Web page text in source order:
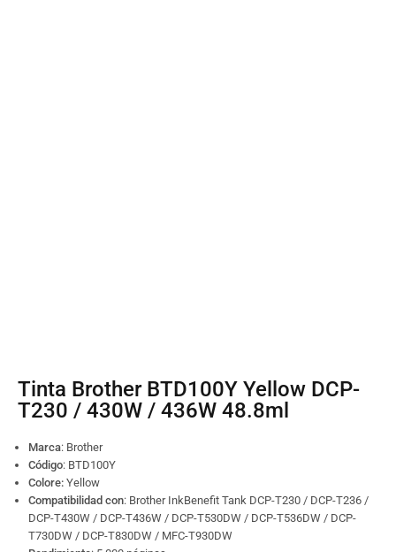
Tinta Brother BTD100Y Yellow DCP-
T230 / 430W / 436W 48.8ml
Marca: Brother
Código: BTD100Y
Colore: Yellow
Compatibilidad con: Brother InkBenefit Tank DCP-T230 / DCP-T236 /
DCP-T430W / DCP-T436W / DCP-T530DW / DCP-T536DW / DCP-
T730DW / DCP-T830DW / MFC-T930DW